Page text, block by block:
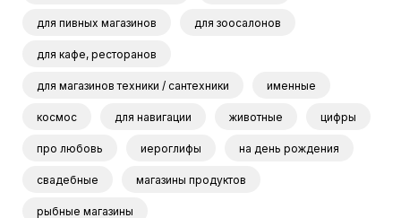
для пивных магазинов для зоосалонов
для кафе, ресторанов
для магазинов техники / сантехники именные
космос для навигации животные цифры
про любовь иероглифы на день рождения
свадебные магазины продуктов
рыбные магазины